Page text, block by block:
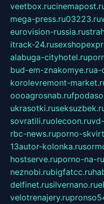
veetbox.ru
mega-press.ru03223.ru
eurovision-russia.ru
itrack-24.ru
alabuga-cityhotel.ru
bud-em-znakomye.rua-
korolevremont-
oooagrosnab.ru
ukrasotki.ru
sovratili.ruolecoon.ru
rbc-news.ruporno-
13autor-kolonka.ru
hostserve.ruporno-na-
neznobi.rubigfatcc.ru
delfinet.rusilvernano.ru
velotrenajery.ru